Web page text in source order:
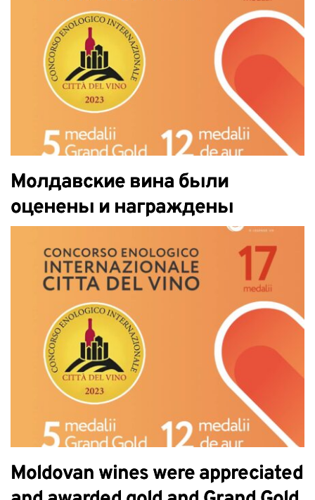
Молдавские вина были
оценены и награждены
золотыми и золотыми
медалями на Concorso Enologico
Internazionale Città del Vino
Moldovan wines were appreciated